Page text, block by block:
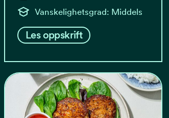
Vanskelighetsgrad: Middels
Les oppskrift